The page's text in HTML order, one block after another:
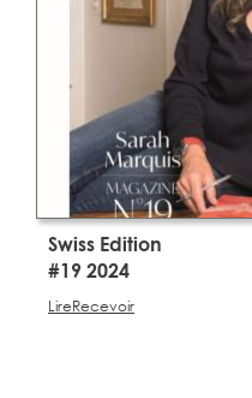
Swiss Edition
#19 2024
LireRecevoir